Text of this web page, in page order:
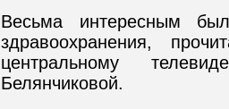
Весьма интересным
здравоохранения,
центральному
Белянчиковой.